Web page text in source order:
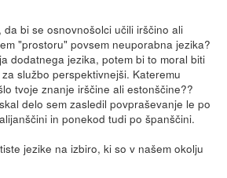
bi se osnovnošolci učili irščino ali
"prostoru" povsem neuporabna jezika?
dodatnega jezika, potem bi to moral biti
službo perspektivnejši. Kateremu
tvoje znanje irščine ali estonščine??
delo sem zasledil povpraševanje le po
in ponekod tudi po španščini.
jezike na izbiro, ki so v našem okolju